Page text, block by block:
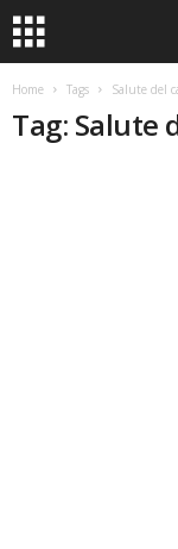
Home Tags Salute del
Tag: Salute